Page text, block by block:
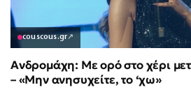
couscous.gr↗
Ανδρομάχη: Με ορό στο χέρι
– «Μην ανησυχείτε, το ‘χω»